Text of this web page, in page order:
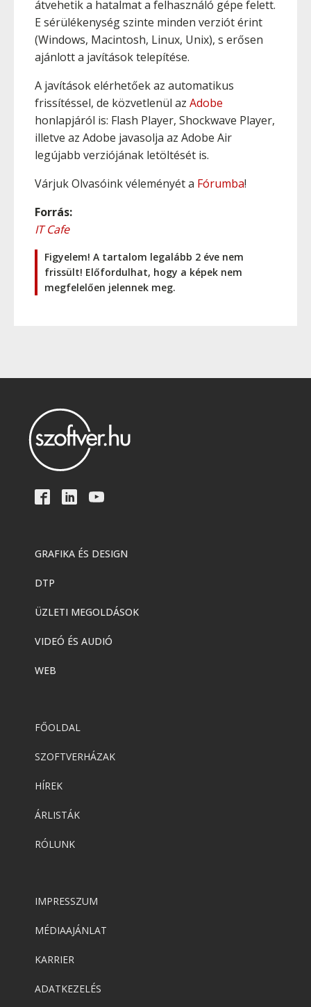
átvehetik a hatalmat a felhasználó gépe felett.
E sérülékenység szinte minden verziót érint
(Windows, Macintosh, Linux, Unix), s erősen
ajánlott a javítások telepítése.
A javítások elérhetőek az automatikus
frissítéssel, de közvetlenül az Adobe
honlapjáról is: Flash Player, Shockwave Player,
illetve az Adobe javasolja az Adobe Air
legújabb verziójának letöltését is.
Várjuk Olvasóink véleményét a Fórumba!
Forrás:
IT Cafe
Figyelem! A tartalom legalább 2 éve nem
frissült! Előfordulhat, hogy a képek nem
megfelelően jelennek meg.
GRAFIKA ÉS DESIGN
DTP
ÜZLETI MEGOLDÁSOK
VIDEÓ ÉS AUDIÓ
WEB
FŐOLDAL
SZOFTVERHÁZAK
HÍREK
ÁRLISTÁK
RÓLUNK
IMPRESSZUM
MÉDIAAJÁNLAT
KARRIER
ADATKEZELÉS